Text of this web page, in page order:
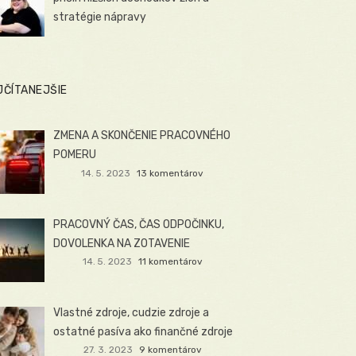
stratégie nápravy
ZMENA A SKONČENIE PRACOVNÉHO
POMERU
14. 5. 2023 13 komentárov
PRACOVNÝ ČAS, ČAS ODPOČINKU,
DOVOLENKA NA ZOTAVENIE
14. 5. 2023 11 komentárov
Vlastné zdroje, cudzie zdroje a
ostatné pasíva ako finančné zdroje
27. 3. 2023 9 komentárov